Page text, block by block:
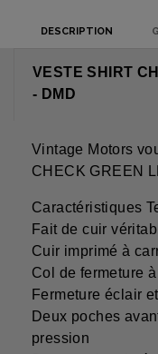
DESCRIPTION
VESTE SHIRT
- DMD
Vintage Motors
CHECK GREEN
Caractéristiques
Fait de cuir
Cuir imprimé à
Col de fermeture
Fermeture éclair
Deux poches
pression